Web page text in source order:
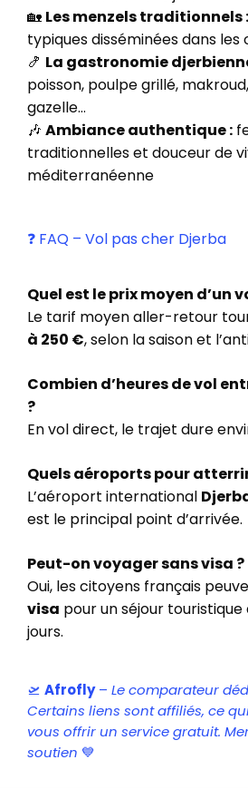
🏡 Les menzels traditionnels :
typiques disséminées dans les
🍤 La gastronomie
poisson, poulpe grillé,
gazelle…
🎶 Ambiance authentique :
traditionnelles et douceur de
méditerranéenne
❓ FAQ – Vol pas cher Djerba
Quel est le prix moyen d’un
Le tarif moyen aller-retour
à 250 €, selon la saison et
Combien d’heures de vol
?
En vol direct, le trajet dure
Quels aéroports pour
L’aéroport international
est le principal point d’arrivée.
Peut-on voyager sans visa ?
Oui, les citoyens français
visa pour un séjour touristique
jours.
🛫 Afrofly– Le comparateur
Certains liens sont affiliés, ce
vous offrir un service gratuit.
soutien 💙